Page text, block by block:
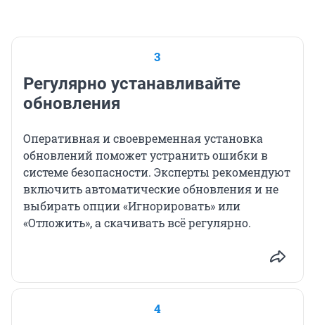
3
Регулярно устанавливайте
обновления
Оперативная и своевременная установка
обновлений поможет устранить ошибки в
системе безопасности. Эксперты рекомендуют
включить автоматические обновления и не
выбирать опции «Игнорировать» или
«Отложить», а скачивать всё регулярно.
4